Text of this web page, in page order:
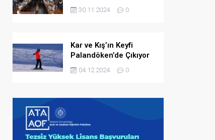
İLERLİYOR
30.11.2024 0
Kar ve Kış’ın Keyfi
Palandöken’de Çıkıyor
04.12.2024 0